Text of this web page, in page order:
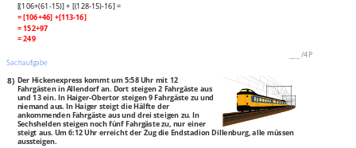
[(106+(61-15)] + [(128-15)-16] =
= [106+46] +[113-16]
= 152+97
= 249
/4P
Sachaufgabe
8) Der Hickenexpress kommt um 5:58 Uhr mit 12
Fahrgästen in Allendorf an. Dort steigen 2 Fahrgäste aus
und 13 ein. In Haiger-Obertor steigen 9 Fahrgäste zu und
niemand aus. In Haiger steigt die Hälfte der
ankommenden Fahrgäste aus und drei steigen zu. In
Sechshelden steigen noch fünf Fahrgäste zu, nur einer
steigt aus. Um 6:12 Uhr erreicht der Zug die Endstadion Dillenburg, alle müssen
aussteigen.